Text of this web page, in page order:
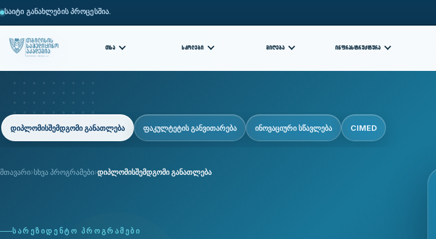
საიტი განახლების პროცესშია.
ᲗᲡᲐ ᲡᲙᲝᲚᲔᲑᲘ ᲛᲘᲦᲔᲑᲐ ᲘᲜᲤᲠᲐᲡᲢᲠᲣᲥᲢᲣᲠᲐ
მთავარი სხვა პროგრამები დიპლომისშემდგომი განათლება
ᲡᲐᲠᲔᲖᲘᲓᲔᲜᲢᲝ ᲞᲠᲝᲒᲠᲐᲛᲔᲑᲘ
დიპლომისშემდგომი განათლება ფაკულტეტის განვითარება ინოვაციური სწავლება CIMED